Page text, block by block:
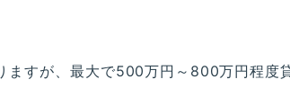
ますが、最大で500万円～800万円程度